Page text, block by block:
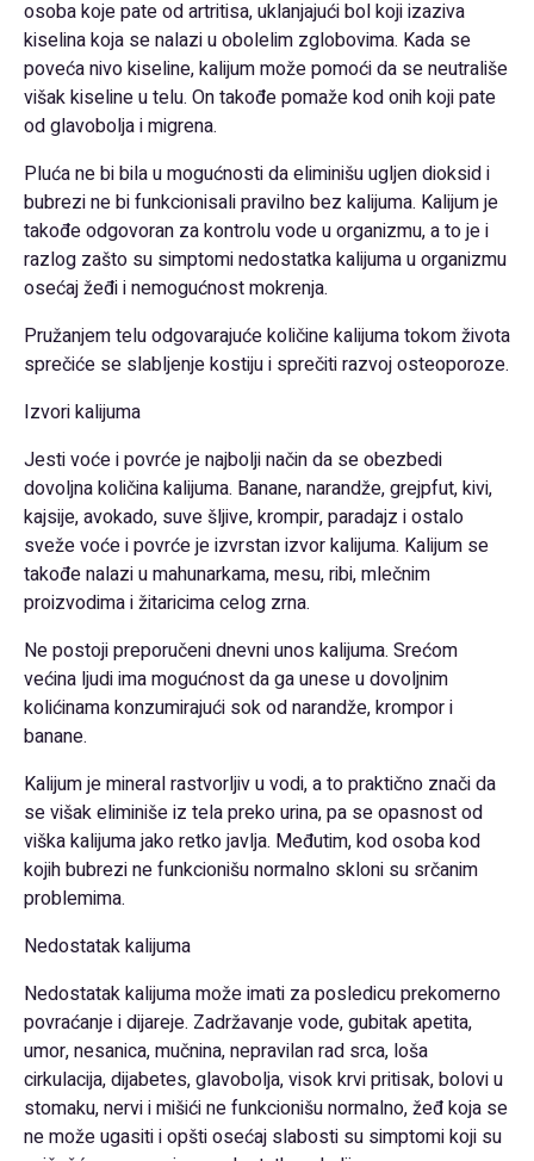
osoba koje pate od artritisa, uklanjajući bol koji izaziva
kiselina koja se nalazi u obolelim zglobovima. Kada se
poveća nivo kiseline, kalijum može pomoći da se neutrališe
višak kiseline u telu. On takođe pomaže kod onih koji pate
od glavobolja i migrena.
Pluća ne bi bila u mogućnosti da eliminišu ugljen dioksid i
bubrezi ne bi funkcionisali pravilno bez kalijuma. Kalijum je
takođe odgovoran za kontrolu vode u organizmu, a to je i
razlog zašto su simptomi nedostatka kalijuma u organizmu
osećaj žeđi i nemogućnost mokrenja.
Pružanjem telu odgovarajuće količine kalijuma tokom života
sprečiće se slabljenje kostiju i sprečiti razvoj osteoporoze.
Izvori kalijuma
Jesti voće i povrće je najbolji način da se obezbedi
dovoljna količina kalijuma. Banane, narandže, grejpfut, kivi,
kajsije, avokado, suve šljive, krompir, paradajz i ostalo
sveže voće i povrće je izvrstan izvor kalijuma. Kalijum se
takođe nalazi u mahunarkama, mesu, ribi, mlečnim
proizvodima i žitaricima celog zrna.
Ne postoji preporučeni dnevni unos kalijuma. Srećom
većina ljudi ima mogućnost da ga unese u dovoljnim
kolićinama konzumirajući sok od narandže, krompor i
banane.
Kalijum je mineral rastvorljiv u vodi, a to praktično znači da
se višak eliminiše iz tela preko urina, pa se opasnost od
viška kalijuma jako retko javlja. Međutim, kod osoba kod
kojih bubrezi ne funkcionišu normalno skloni su srčanim
problemima.
Nedostatak kalijuma
Nedostatak kalijuma može imati za posledicu prekomerno
povraćanje i dijareje. Zadržavanje vode, gubitak apetita,
umor, nesanica, mučnina, nepravilan rad srca, loša
cirkulacija, dijabetes, glavobolja, visok krvi pritisak, bolovi u
stomaku, nervi i mišići ne funkcionišu normalno, žeđ koja se
ne može ugasiti i opšti osećaj slabosti su simptomi koji su